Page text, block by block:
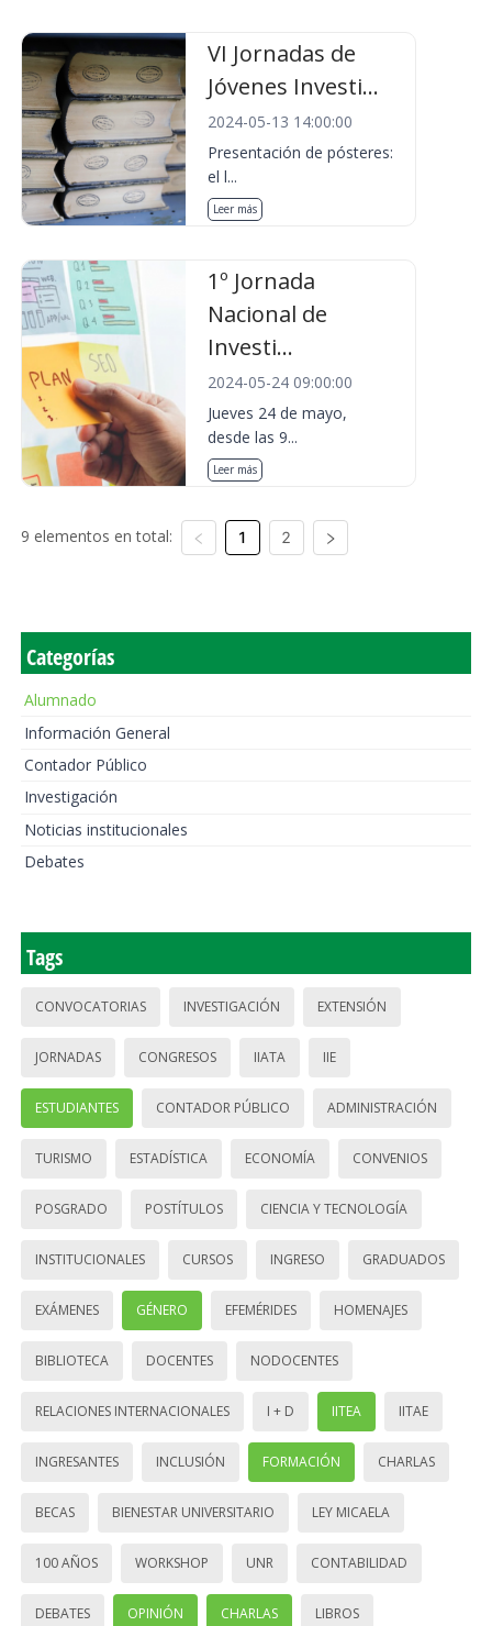
VI Jornadas de
Jóvenes Investi...
2024-05-13 14:00:00
Presentación de pósteres:
el l...
Leer más
1º Jornada
Nacional de
Investi...
2024-05-24 09:00:00
Jueves 24 de mayo,
desde las 9...
Leer más
9 elementos en total: 1 2
Categorías
Alumnado
Información General
Contador Público
Investigación
Noticias institucionales
Debates
Tags
CONVOCATORIAS INVESTIGACIÓN EXTENSIÓN
JORNADAS CONGRESOS IIATA IIE
ESTUDIANTES CONTADOR PÚBLICO ADMINISTRACIÓN
TURISMO ESTADÍSTICA ECONOMÍA CONVENIOS
POSGRADO POSTÍTULOS CIENCIA Y TECNOLOGÍA
INSTITUCIONALES CURSOS INGRESO GRADUADOS
EXÁMENES GÉNERO EFEMÉRIDES HOMENAJES
BIBLIOTECA DOCENTES NODOCENTES
RELACIONES INTERNACIONALES I + D IITEA IITAE
INGRESANTES INCLUSIÓN FORMACIÓN CHARLAS
BECAS BIENESTAR UNIVERSITARIO LEY MICAELA
100 AÑOS WORKSHOP UNR CONTABILIDAD
DEBATES OPINIÓN CHARLAS LIBROS